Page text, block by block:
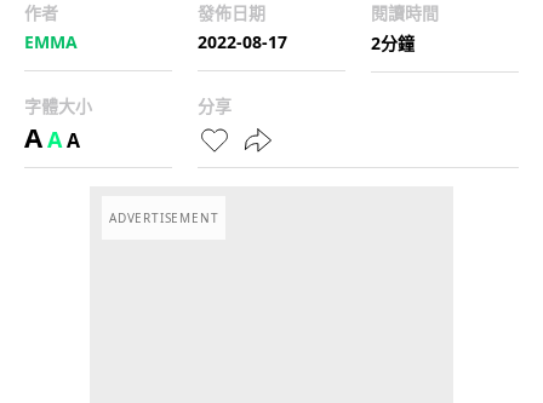
作者
EMMA
發佈日期
2022-08-17
閱讀時間
2分鐘
字體大小
AAA
分享
ADVERTISEMENT